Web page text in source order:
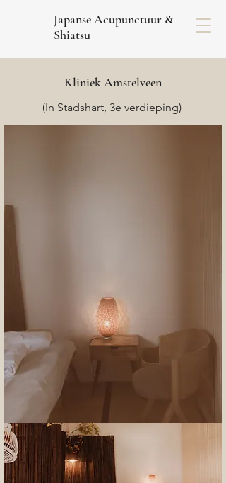
Japanse Acupunctuur &
Shiatsu
Kliniek Amstelveen
(In Stadshart, 3e verdieping)